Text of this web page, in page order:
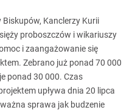
Kanclerzy Kurii
proboszczów i wikariuszy
i zaangażowanie się
Zebrano już ponad 70 000
ponad 30 000. Czas
upływa dnia 20 lipca
sprawa jak budzenie